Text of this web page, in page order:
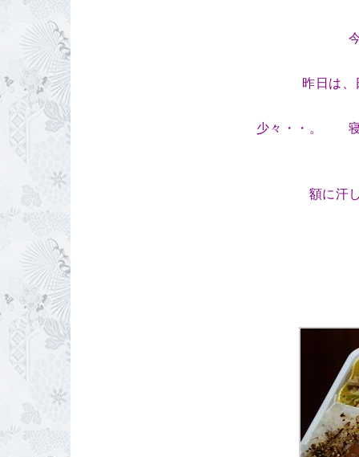
昨日は、
少々・・。 寝
額に汗